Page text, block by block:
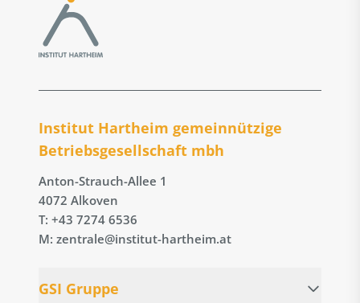
Institut Hartheim gemeinnützige
Betriebs­gesellschaft mbh
Anton-Strauch-Allee 1
4072 Alkoven
T: +43 7274 6536
M: zentrale@institut-hartheim.at
GSI Gruppe